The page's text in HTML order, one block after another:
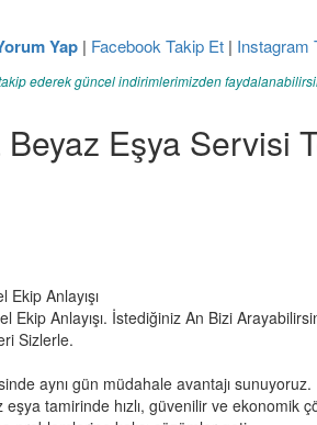
Yap| Facebook Takip Et| Instagram
ederek güncel indirimlerimizden
Eşya Servisi
Anlayışı
Ekip Anlayışı. İstediğiniz An Bizi
Sizlerle.
aynı gün müdahale avantajı sunuyoruz.
tamirinde hızlı, güvenilir ve ekonomik